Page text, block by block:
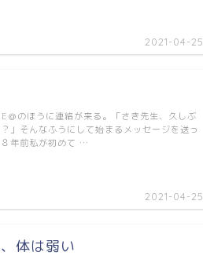
2021-04-25
2021-04-25
＠のほうに連絡が来る。「さき先生、久しぶ
」そんなふうにして始まるメッセージを送っ
年前私が初めて …
体は弱い